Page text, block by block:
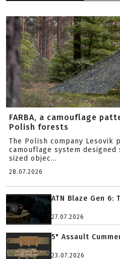
FARBA, a camouflage
Polish forests
The Polish company Lesovik
camouflage system
sized objec...
28.07.2026
ATN Blaze Gen
27.07.2026
5" Assault
23.07.2026